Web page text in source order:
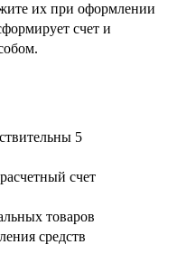
их при оформлении
счет и
5
счет
товаров
средств